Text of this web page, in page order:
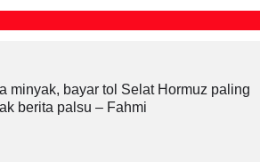
minyak, bayar tol Selat Hormuz paling
berita palsu – Fahmi